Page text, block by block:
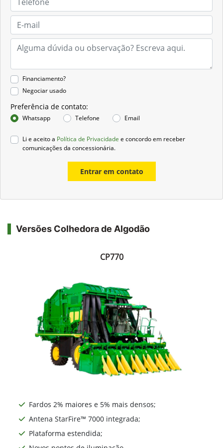
Financiamento?
Negociar usado
Preferência de contato:
Whatsapp Telefone Email
Li e aceito a Política de Privacidade e concordo em receber
comunicações da concessionária.
Entrar em contato
Versões Colhedora de Algodão
CP770
Fardos 2% maiores e 5% mais densos;
Antena StarFire™ 7000 integrada;
Plataforma estendida;